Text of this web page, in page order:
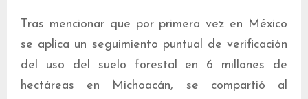
Tras mencionar que por primera vez en México
se aplica un seguimiento puntual de verificación
del uso del suelo forestal en 6 millones de
hectáreas en Michoacán, se compartió al